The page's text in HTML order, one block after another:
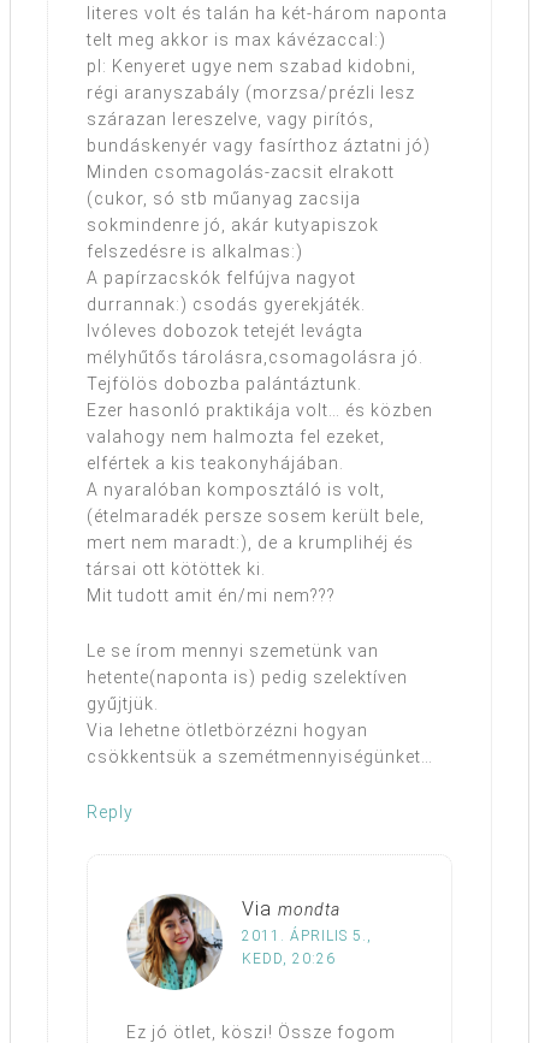
literes volt és talán ha két-három naponta
telt meg akkor is max kávézaccal:)
pl: Kenyeret ugye nem szabad kidobni,
régi aranyszabály (morzsa/prézli lesz
szárazan lereszelve, vagy pirítós,
bundáskenyér vagy fasírthoz áztatni jó)
Minden csomagolás-zacsit elrakott
(cukor, só stb műanyag zacsija
sokmindenre jó, akár kutyapiszok
felszedésre is alkalmas:)
A papírzacskók felfújva nagyot
durrannak:) csodás gyerekjáték.
Ivóleves dobozok tetejét levágta
mélyhűtős tárolásra,csomagolásra jó.
Tejfölös dobozba palántáztunk.
Ezer hasonló praktikája volt… és közben
valahogy nem halmozta fel ezeket,
elfértek a kis teakonyhájában.
A nyaralóban komposztáló is volt,
(ételmaradék persze sosem került bele,
mert nem maradt:), de a krumplihéj és
társai ott kötöttek ki.
Mit tudott amit én/mi nem???
Le se írom mennyi szemetünk van
hetente(naponta is) pedig szelektíven
gyűjtjük.
Via lehetne ötletbörzézni hogyan
csökkentsük a szemétmennyiségünket…
Reply
Via mondta
2011. ÁPRILIS 5.,
KEDD, 20:26
Ez jó ötlet, köszi! Össze fogom